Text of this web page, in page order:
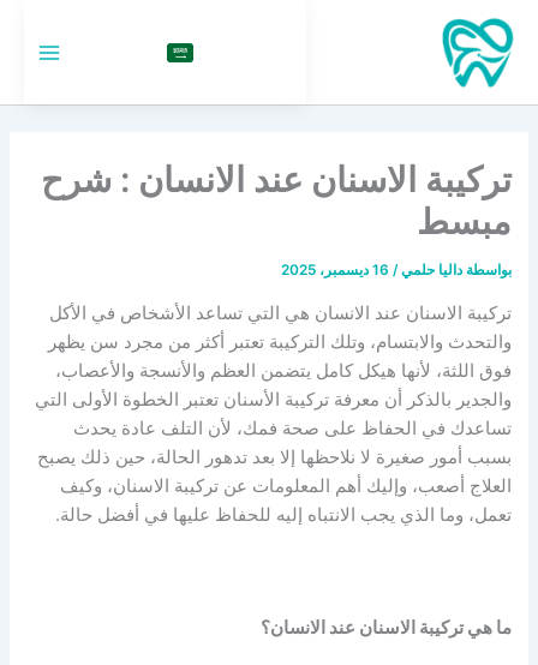
تخطي
إلى
المحتوى
تركيبة الاسنان عند الانسان : شرح
مبسط
بواسطة داليا حلمي/ 16 ديسمبر، 2025
تركيبة الاسنان عند الانسان هي التي تساعد الأشخاص في الأكل
والتحدث والابتسام، وتلك التركيبة تعتبر أكثر من مجرد سن يظهر
فوق اللثة، لأنها هيكل كامل يتضمن العظم والأنسجة والأعصاب،
والجدير بالذكر أن معرفة تركيبة الأسنان تعتبر الخطوة الأولى التي
تساعدك في الحفاظ على صحة فمك، لأن التلف عادة يحدث
بسبب أمور صغيرة لا نلاحظها إلا بعد تدهور الحالة، حين ذلك يصبح
العلاج أصعب، وإليك أهم المعلومات عن تركيبة الاسنان، وكيف
تعمل، وما الذي يجب الانتباه إليه للحفاظ عليها في أفضل حالة.
ما هي تركيبة الاسنان عند الانسان؟